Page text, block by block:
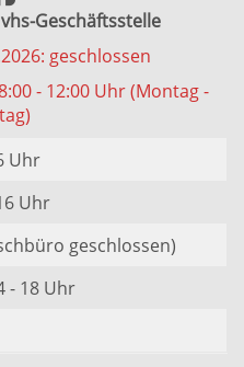
Geschäftsstelle
geschlossen
- 12:00 Uhr (Montag -
Uhr
Uhr
geschlossen)
- 18 Uhr